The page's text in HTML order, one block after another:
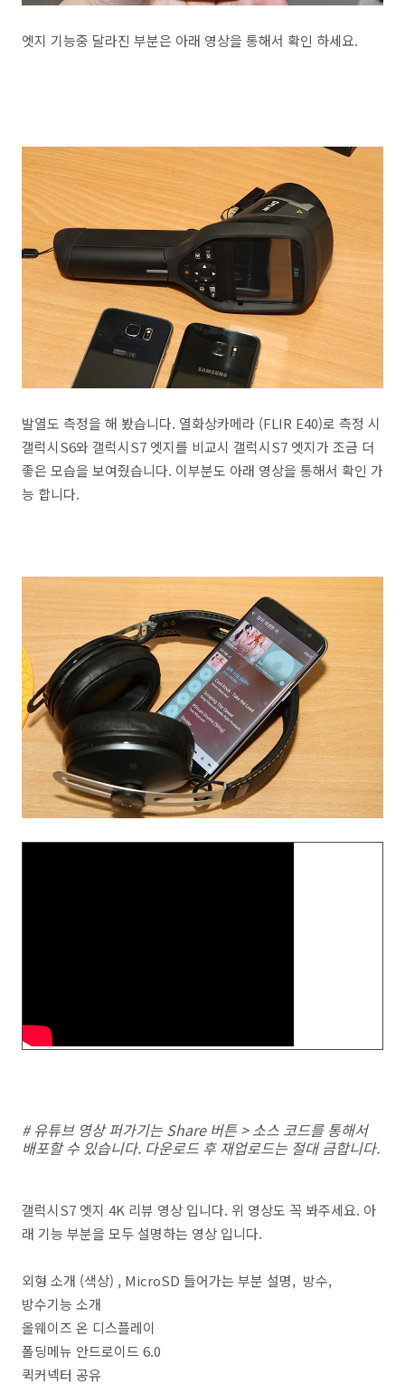
엣지 기능중 달라진 부분은 아래 영상을 통해서 확인 하세요.
발열도 측정을 해 봤습니다. 열화상카메라 (FLIR E40)로 측정 시
갤럭시S6와 갤럭시S7 엣지를 비교시 갤럭시S7 엣지가 조금 더
좋은 모습을 보여줬습니다. 이부분도 아래 영상을 통해서 확인 가
능 합니다.
# 유튜브 영상 퍼가기는 Share 버튼 > 소스 코드를 통해서
배포할 수 있습니다. 다운로드 후 재업로드는 절대 금합니다.
갤럭시S7 엣지 4K 리뷰 영상 입니다. 위 영상도 꼭 봐주세요. 아
래 기능 부분을 모두 설명하는 영상 입니다.
외형 소개 (색상) , MicroSD 들어가는 부분 설명, 방수,
방수기능 소개
올웨이즈 온 디스플레이
폴딩메뉴 안드로이드 6.0
퀵커넥터 공유